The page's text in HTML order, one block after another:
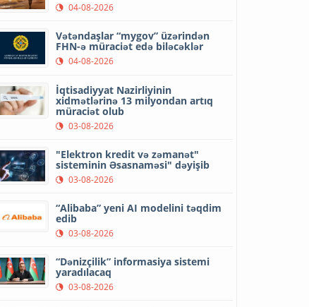
04-08-2026
Vətəndaşlar “mygov” üzərindən
FHN-ə müraciət edə biləcəklər
04-08-2026
İqtisadiyyat Nazirliyinin
xidmətlərinə 13 milyondan artıq
müraciət olub
03-08-2026
"Elektron kredit və zəmanət"
sisteminin Əsasnaməsi" dəyişib
03-08-2026
“Alibaba” yeni AI modelini təqdim
edib
03-08-2026
“Dənizçilik” informasiya sistemi
yaradılacaq
03-08-2026